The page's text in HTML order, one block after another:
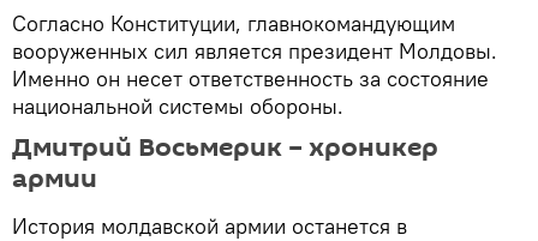
Согласно Конституции, главнокомандующим
вооруженных сил является президент Молдовы.
Именно он несет ответственность за состояние
национальной системы обороны.
Дмитрий Восьмерик – хроникер
армии
История молдавской армии останется в